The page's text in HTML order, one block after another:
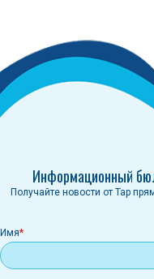
Информационный
Получайте новости от Tap
Имя